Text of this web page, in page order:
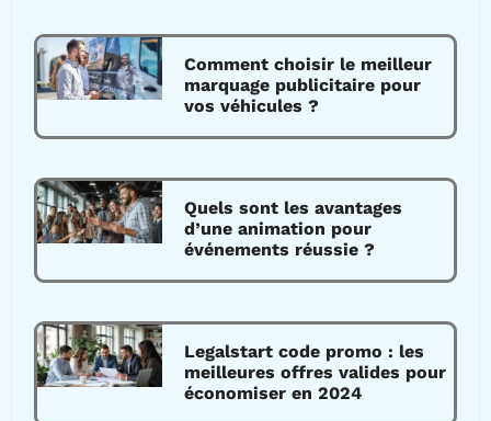
Comment choisir le meilleur
marquage publicitaire pour
vos véhicules ?
Quels sont les avantages
d’une animation pour
événements réussie ?
Legalstart code promo : les
meilleures offres valides pour
économiser en 2024